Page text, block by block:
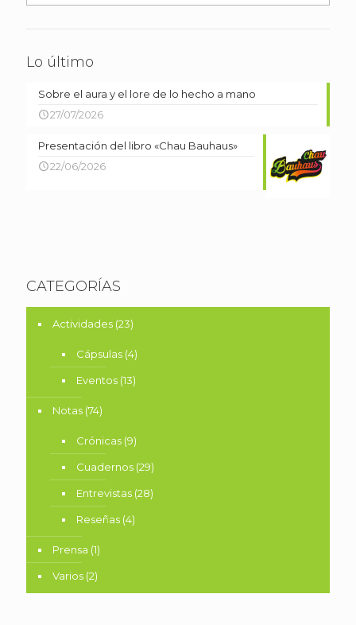
Lo último
Sobre el aura y el lore de lo hecho a mano
27/07/2026
Presentación del libro «Chau Bauhaus»
22/06/2026
CATEGORÍAS
Actividades (23)
Cápsulas (4)
Eventos (13)
Notas (74)
Crónicas (9)
Cuadernos (29)
Entrevistas (28)
Reseñas (4)
Prensa (1)
Varios (2)